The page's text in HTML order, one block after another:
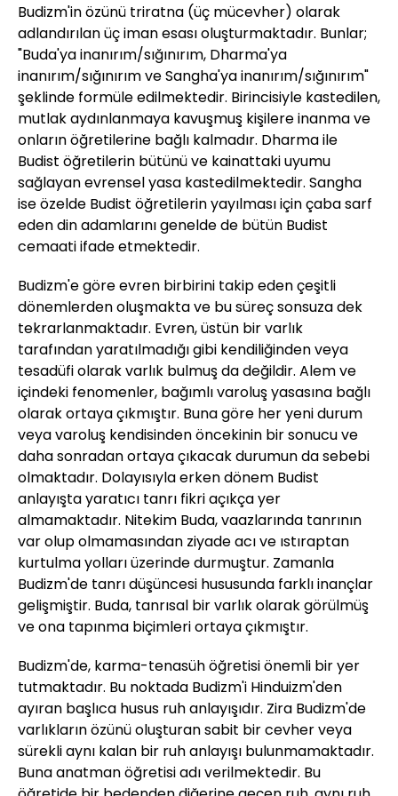
Budizm'in özünü triratna (üç mücevher) olarak
adlandırılan üç iman esası oluşturmaktadır. Bunlar;
"Buda'ya inanırım/sığınırım, Dharma'ya
inanırım/sığınırım ve Sangha'ya inanırım/sığınırım"
şeklinde formüle edilmektedir. Birincisiyle kastedilen,
mutlak aydınlanmaya kavuşmuş kişilere inanma ve
onların öğretilerine bağlı kalmadır. Dharma ile
Budist öğretilerin bütünü ve kainattaki uyumu
sağlayan evrensel yasa kastedilmektedir. Sangha
ise özelde Budist öğretilerin yayılması için çaba sarf
eden din adamlarını genelde de bütün Budist
cemaati ifade etmektedir.
Budizm'e göre evren birbirini takip eden çeşitli
dönemlerden oluşmakta ve bu süreç sonsuza dek
tekrarlanmaktadır. Evren, üstün bir varlık
tarafından yaratılmadığı gibi kendiliğinden veya
tesadüfi olarak varlık bulmuş da değildir. Alem ve
içindeki fenomenler, bağımlı varoluş yasasına bağlı
olarak ortaya çıkmıştır. Buna göre her yeni durum
veya varoluş kendisinden öncekinin bir sonucu ve
daha sonradan ortaya çıkacak durumun da sebebi
olmaktadır. Dolayısıyla erken dönem Budist
anlayışta yaratıcı tanrı fikri açıkça yer
almamaktadır. Nitekim Buda, vaazlarında tanrının
var olup olmamasından ziyade acı ve ıstıraptan
kurtulma yolları üzerinde durmuştur. Zamanla
Budizm'de tanrı düşüncesi hususunda farklı inançlar
gelişmiştir. Buda, tanrısal bir varlık olarak görülmüş
ve ona tapınma biçimleri ortaya çıkmıştır.
Budizm'de, karma-tenasüh öğretisi önemli bir yer
tutmaktadır. Bu noktada Budizm'i Hinduizm'den
ayıran başlıca husus ruh anlayışıdır. Zira Budizm'de
varlıkların özünü oluşturan sabit bir cevher veya
sürekli aynı kalan bir ruh anlayışı bulunmamaktadır.
Buna anatman öğretisi adı verilmektedir. Bu